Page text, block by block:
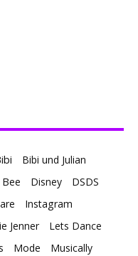
Bibi und Julian
Disney
DSDS
Instagram
Jenner
Lets Dance
Mode
Musically